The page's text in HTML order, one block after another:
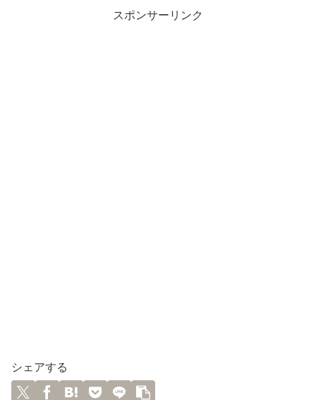
スポンサーリンク
シェアする